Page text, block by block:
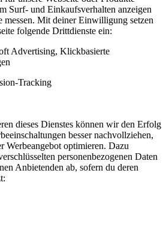
Surf- und Einkaufsverhalten anzeigen
messen. Mit deiner Einwilligung setzen
folgende Drittdienste ein:
Advertising, Klickbasierte
Tracking
dieses Dienstes können wir den Erfolg
besser nachvollziehen,
Werbeangebot optimieren. Dazu
personenbezogenen Daten
Anbietenden ab, sofern du deren